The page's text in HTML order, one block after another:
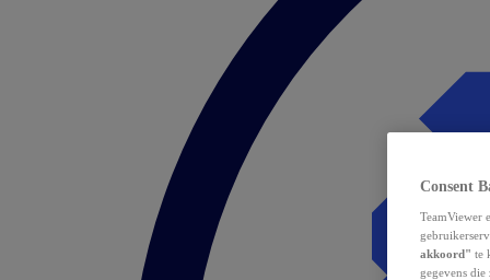
Consent
TeamViewer
akkoord" te
gegevens